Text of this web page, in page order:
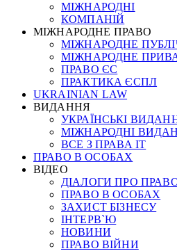
МІЖНАРОДНІ
КОМПАНІЙ
МІЖНАРОДНЕ ПРАВО
МІЖНАРОДНЕ
МІЖНАРОДНЕ
ПРАВО ЄС
ПРАКТИКА ЄСПЛ
UKRAINIAN LAW
ВИДАННЯ
УКРАЇНСЬКІ
МІЖНАРОДНІ
ВСЕ З ПРАВА ІТ
ПРАВО В ОСОБАХ
ВІДЕО
ДІАЛОГИ ПРО
ПРАВО В ОСОБАХ
ЗАХИСТ БІЗНЕСУ
ІНТЕРВ`Ю
НОВИНИ
ПРАВО ВІЙНИ